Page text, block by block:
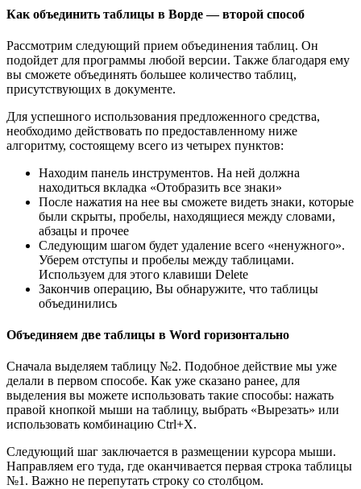
Как объединить таблицы в Ворде — второй способ
Рассмотрим следующий прием объединения таблиц. Он
подойдет для программы любой версии. Также благодаря ему
вы сможете объединять большее количество таблиц,
присутствующих в документе.
Для успешного использования предложенного средства,
необходимо действовать по предоставленному ниже
алгоритму, состоящему всего из четырех пунктов:
Находим панель инструментов. На ней должна
находиться вкладка «Отобразить все знаки»
После нажатия на нее вы сможете видеть знаки, которые
были скрыты, пробелы, находящиеся между словами,
абзацы и прочее
Следующим шагом будет удаление всего «ненужного».
Уберем отступы и пробелы между таблицами.
Используем для этого клавиши Delete
Закончив операцию, Вы обнаружите, что таблицы
объединились
Объединяем две таблицы в Word горизонтально
Сначала выделяем таблицу №2. Подобное действие мы уже
делали в первом способе. Как уже сказано ранее, для
выделения вы можете использовать такие способы: нажать
правой кнопкой мыши на таблицу, выбрать «Вырезать» или
использовать комбинацию Ctrl+X.
Следующий шаг заключается в размещении курсора мыши.
Направляем его туда, где оканчивается первая строка таблицы
№1. Важно не перепутать строку со столбцом.